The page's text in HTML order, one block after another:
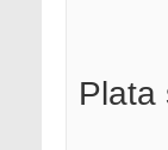
Plata